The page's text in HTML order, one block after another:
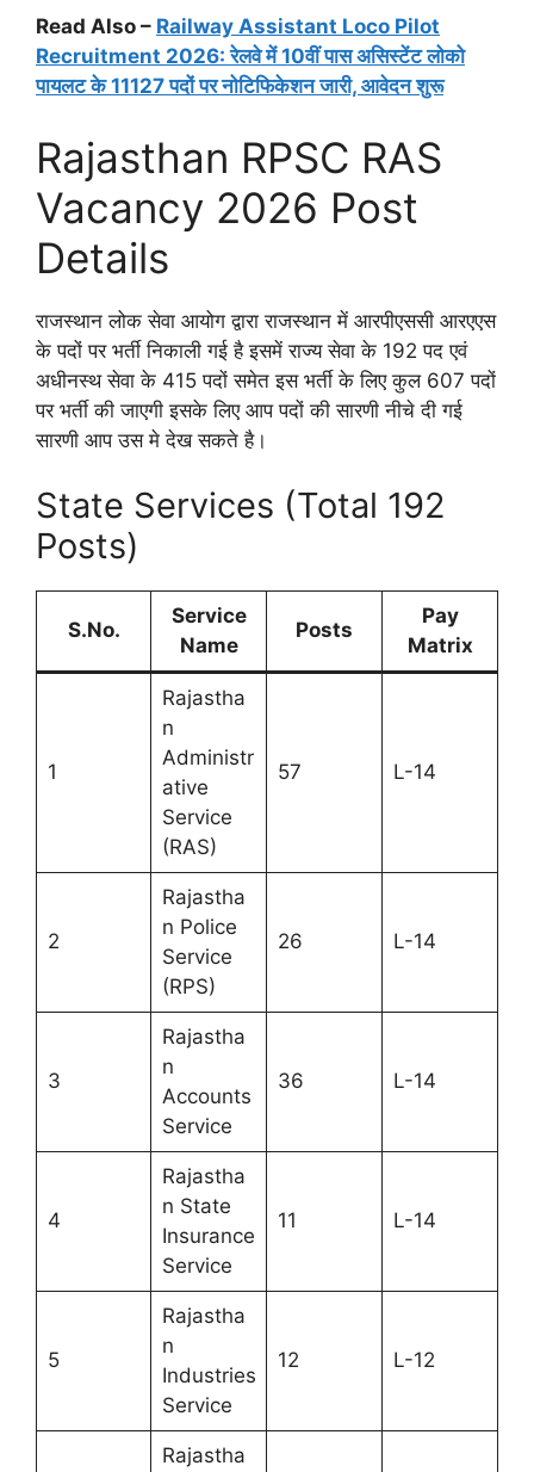
Read Also – Railway Assistant Loco Pilot
Recruitment 2026: रेलवे में 10वीं पास असिस्टेंट लोको
पायलट के 11127 पदों पर नोटिफिकेशन जारी, आवेदन शुरू
Rajasthan RPSC RAS
Vacancy 2026 Post
Details
राजस्थान लोक सेवा आयोग द्वारा राजस्थान में आरपीएससी आरएएस
के पदों पर भर्ती निकाली गई है इसमें राज्य सेवा के 192 पद एवं
अधीनस्थ सेवा के 415 पदों समेत इस भर्ती के लिए कुल 607 पदों
पर भर्ती की जाएगी इसके लिए आप पदों की सारणी नीचे दी गई
सारणी आप उस मे देख सकते है।
State Services (Total 192
Posts)
S.No.
Service
Name
Posts
Pay
Matrix
1
Rajastha
n
Administr
ative
Service
(RAS)
57 L-14
2
Rajastha
n Police
Service
(RPS)
26 L-14
3
Rajastha
n
Accounts
Service
36 L-14
4
Rajastha
n State
Insurance
Service
11 L-14
5
Rajastha
n
Industries
Service
12 L-12
Rajastha